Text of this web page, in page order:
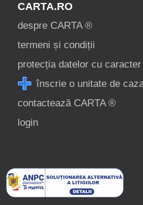
CARTA.RO
despre CARTA ®
termeni și condiții
protecția datelor cu
înscrie o unitate de
contactează CARTA ®
login